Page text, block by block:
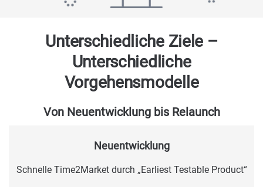
Unterschiedliche Ziele –
Unterschiedliche
Vorgehensmodelle
Von Neuentwicklung bis Relaunch
Neuentwicklung
Schnelle Time2Market durch „Earliest Testable Product“